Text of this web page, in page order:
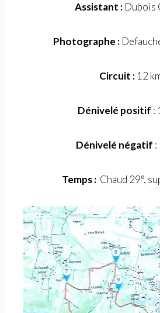
Assistant : Dubois
Photographe :
Circuit : 12
Dénivelé positif :
Dénivelé négatif :
Temps : Chaud 29°,